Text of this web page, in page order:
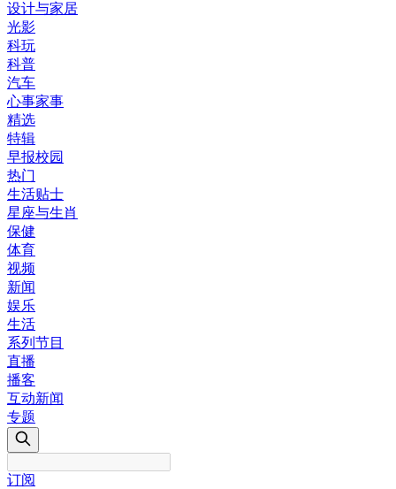
设计与家居
光影
科玩
科普
汽车
心事家事
精选
特辑
早报校园
热门
生活贴士
星座与生肖
保健
体育
视频
新闻
娱乐
生活
系列节目
直播
播客
互动新闻
专题
订阅